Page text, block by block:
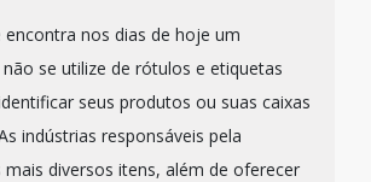
encontra nos dias de hoje um
se utilize de rótulos e etiquetas
seus produtos ou suas caixas
indústrias responsáveis pela
diversos itens, além de oferecer